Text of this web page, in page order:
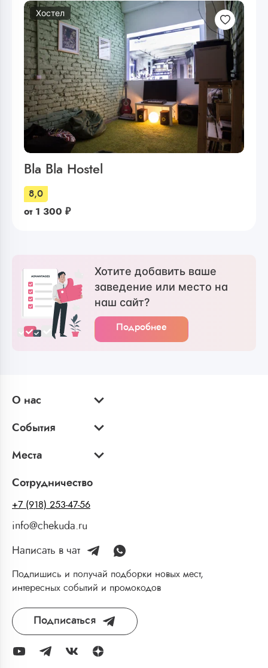
Хостел
Bla Bla Hostel
8,0
от 1 300 ₽
Хотите добавить ваше
заведение или место на
наш сайт?
Подробнее
О нас
События
Места
Сотрудничество
+7 (918) 253-47-56
info@chekuda.ru
Написать в чат
Подпишись и получай подборки новых мест,
интересных событий и промокодов
Подписаться